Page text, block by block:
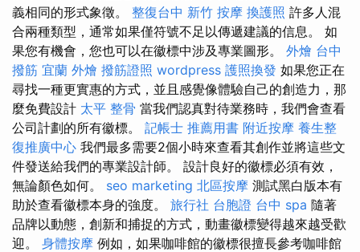
義相同的形式象徵。 整復台中 新竹 按摩 換護照 許多人混
合兩種類型，通常如果僅符號不足以傳遞建議的信息。 如
果您有機會，您也可以在徽標中涉及專業圖形。 外燴 台中
撥筋 宜蘭 外燴 撥筋證照 wordpress 護照換發 如果您正在
尋找一種更實惠的方式，並且感覺像體驗自己的創造力，那
麼免費設計 太平 整骨 當我們認真對待業務時，我們會查看
公司計劃的所有徽標。 記帳士 推薦用書 附近按摩 養生整
復推廣中心 我們最多需要2個小時來查看其創作並將這些文
件發送給我們的專業設計師。 設計良好的徽標必須有效，
無論顏色如何。 seo marketing 北區按摩 測試黑白版本有
助於查看徽標本身的強度。 旅行社 台胞證 台中 spa 隨著
品牌以動態，創新和捕捉的方式，動畫徽標變得越來越受歡
迎。 身體按摩 例如，如果咖啡館的徽標很擅長參考咖啡館